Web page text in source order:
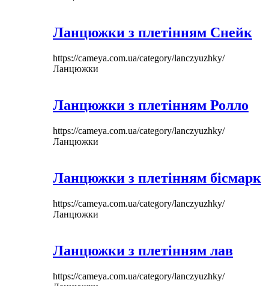
Ланцюжки з плетінням Снейк
https://cameya.com.ua/category/lanczyuzhky/
Ланцюжки
Ланцюжки з плетінням Ролло
https://cameya.com.ua/category/lanczyuzhky/
Ланцюжки
Ланцюжки з плетінням бісмарк
https://cameya.com.ua/category/lanczyuzhky/
Ланцюжки
Ланцюжки з плетінням лав
https://cameya.com.ua/category/lanczyuzhky/